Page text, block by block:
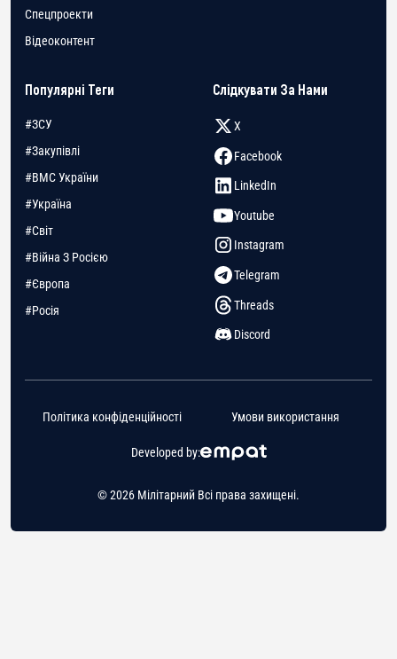
Спецпроекти
Відеоконтент
Популярні Теги
#ЗСУ
#Закупівлі
#ВМС України
#Україна
#Світ
#Війна З Росією
#Європа
#Росія
Слідкувати За Нами
X
Facebook
LinkedIn
Youtube
Instagram
Telegram
Threads
Discord
© 2026 Мілітарний Всі права захищені.
Developed by:
Політика конфіденційності Умови використання